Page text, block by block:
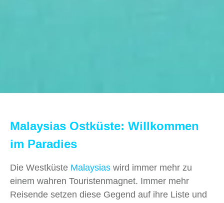
Malaysias Ostküste: Willkommen
im Paradies
Die Westküste Malaysias wird immer mehr zu
einem wahren Touristenmagnet. Immer mehr
Reisende setzen diese Gegend auf ihre Liste und